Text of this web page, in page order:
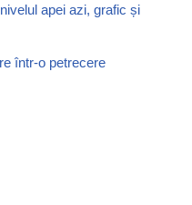
apei azi, grafic și
într-o petrecere